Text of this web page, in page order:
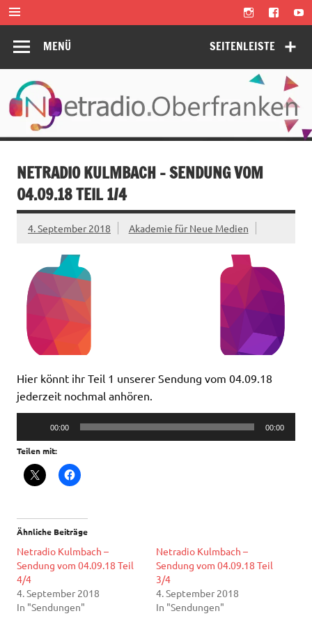
Zum
Inhalt
springen
SEITENLEISTE
MENÜ
NETRADIO KULMBACH – SENDUNG VOM
04.09.18 TEIL 1/4
4. September 2018 Akademie für Neue Medien
Hier könnt ihr Teil 1 unserer Sendung vom 04.09.18
jederzeit nochmal anhören.
Player
00:00 00:00
Teilen mit:
Ähnliche Beiträge
Netradio Kulmbach –
Sendung vom 04.09.18 Teil
4/4
4. September 2018
In "Sendungen"
Netradio Kulmbach –
Sendung vom 04.09.18 Teil
3/4
4. September 2018
In "Sendungen"